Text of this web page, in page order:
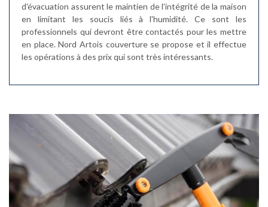
d'évacuation assurent le maintien de l'intégrité de la maison
en limitant les soucis liés à l'humidité. Ce sont les
professionnels qui devront être contactés pour les mettre
en place. Nord Artois couverture se propose et il effectue
les opérations à des prix qui sont très intéressants.